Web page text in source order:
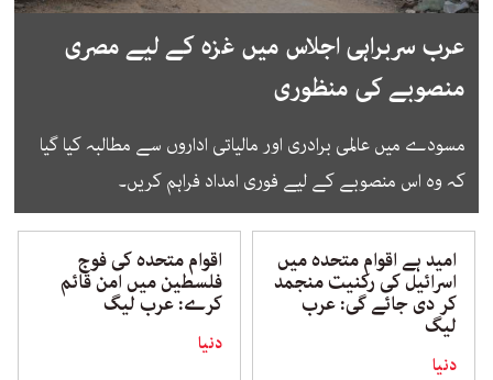
عرب سربراہی اجلاس میں غزہ کے لیے مصری
منصوبے کی منظوری
مسودے میں عالمی برادری اور مالیاتی اداروں سے مطالبہ کیا گیا
کہ وہ اس منصوبے کے لیے فوری امداد فراہم کریں۔
امید ہے اقوام متحدہ میں
اسرائیل کی رکنیت منجمد
کر دی جائے گی: عرب
لیگ
دنیا
اقوام متحدہ کی فوج
فلسطین میں امن قائم
کرے: عرب لیگ
دنیا